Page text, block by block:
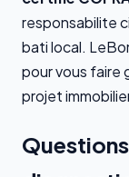
responsabilite
bati local.
pour vous faire
projet